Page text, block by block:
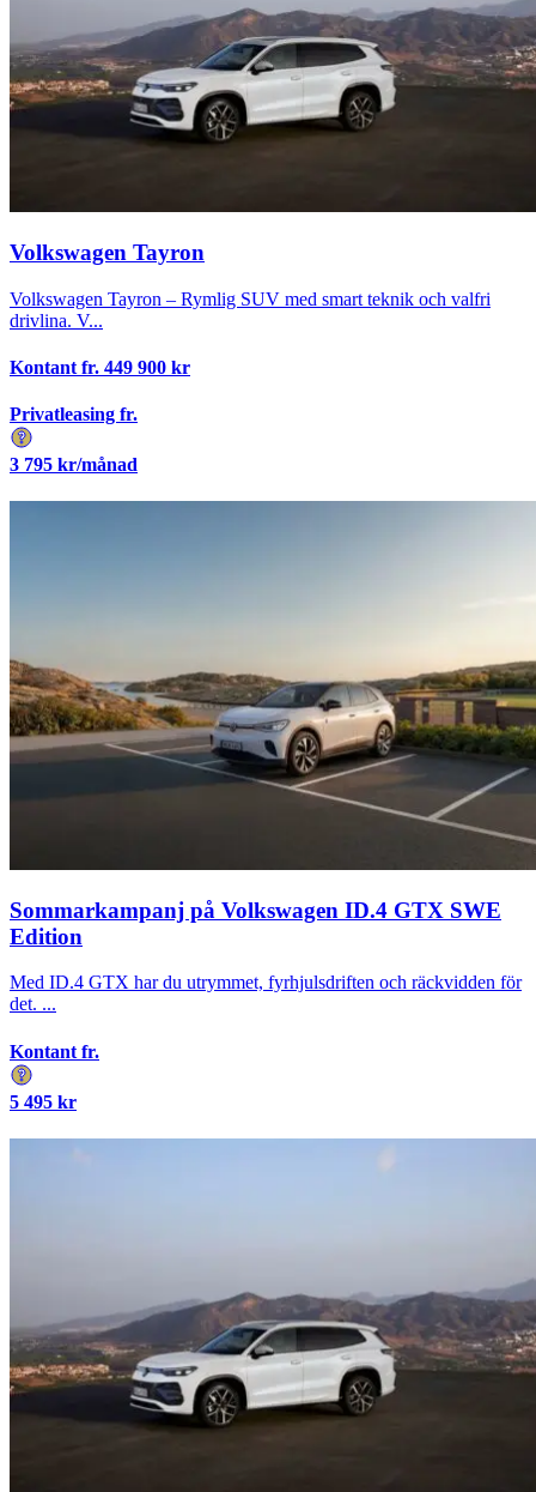
Volkswagen Tayron
Volkswagen Tayron – Rymlig SUV med smart teknik och valfri
drivlina. V...
Kontant fr. 449 900 kr
Privatleasing fr.
3 795 kr/månad
Sommarkampanj på Volkswagen ID.4 GTX SWE
Edition
Med ID.4 GTX har du utrymmet, fyrhjulsdriften och räckvidden för
det. ...
Kontant fr.
5 495 kr